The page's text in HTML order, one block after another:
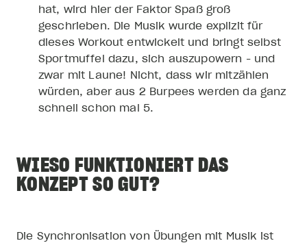
hat, wird hier der Faktor Spaß groß
geschrieben. Die Musik wurde explizit für
dieses Workout entwickelt und bringt selbst
Sportmuffel dazu, sich auszupowern - und
zwar mit Laune! Nicht, dass wir mitzählen
würden, aber aus 2 Burpees werden da ganz
schnell schon mal 5.
WIESO FUNKTIONIERT DAS
KONZEPT SO GUT?
Die Synchronisation von Übungen mit Musik ist